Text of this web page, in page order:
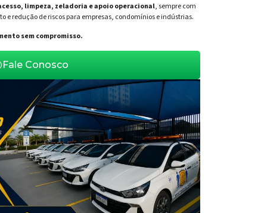
limpeza, zeladoria e apoio operacional, sempre com
redução de riscos para empresas, condomínios e indústrias.
sem compromisso.
Fale Conosco